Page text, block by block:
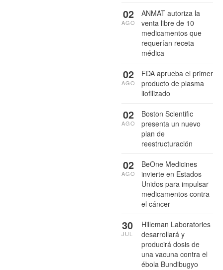
ANMAT autoriza la
venta libre de 10
medicamentos que
requerían receta
médica
02
AGO
FDA aprueba el primer
producto de plasma
liofilizado
02
AGO
Boston Scientific
presenta un nuevo
plan de
reestructuración
02
AGO
BeOne Medicines
invierte en Estados
Unidos para impulsar
medicamentos contra
el cáncer
02
AGO
Hilleman Laboratories
desarrollará y
producirá dosis de
una vacuna contra el
ébola Bundibugyo
30
JUL